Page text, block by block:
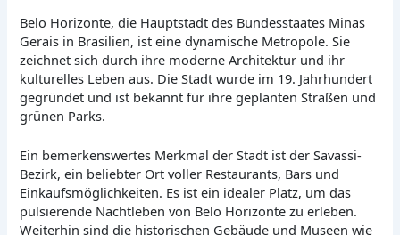
Belo Horizonte, die Hauptstadt des Bundesstaates Minas
Gerais in Brasilien, ist eine dynamische Metropole. Sie
zeichnet sich durch ihre moderne Architektur und ihr
kulturelles Leben aus. Die Stadt wurde im 19. Jahrhundert
gegründet und ist bekannt für ihre geplanten Straßen und
grünen Parks.
Ein bemerkenswertes Merkmal der Stadt ist der Savassi-
Bezirk, ein beliebter Ort voller Restaurants, Bars und
Einkaufsmöglichkeiten. Es ist ein idealer Platz, um das
pulsierende Nachtleben von Belo Horizonte zu erleben.
Weiterhin sind die historischen Gebäude und Museen wie